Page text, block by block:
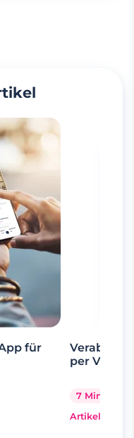
für
per
7 Minuten
Artikel lesen